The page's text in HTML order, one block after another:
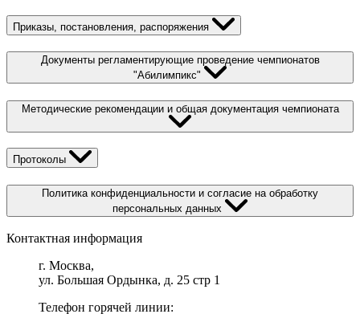
Приказы, постановления, распоряжения
Документы регламентирующие проведение чемпионатов
"Абилимпикс"
Методические рекомендации и общая документация чемпионата
Протоколы
Политика конфиденциальности и согласие на обработку
персональных данных
Контактная информация
г. Москва,
ул. Большая Ордынка, д. 25 стр 1
Телефон горячей линии: